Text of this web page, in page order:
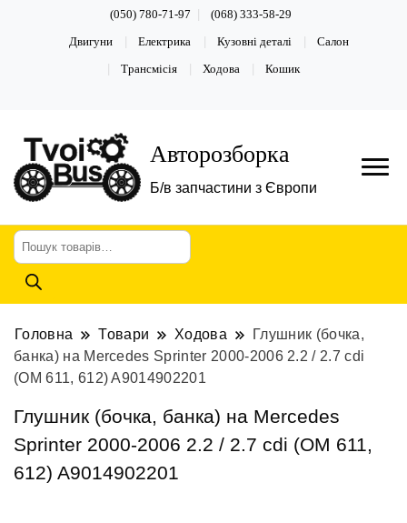
(050) 780-71-97 (068) 333-58-29
Двигуни Електрика Кузовні деталі Салон
Трансмісія Ходова Кошик
Авторозборка
Б/в запчастини з Європи
Пошук
товарів
Головна Товари Ходова
Глушник (бочка,
банка) на Mercedes Sprinter 2000-2006 2.2 / 2.7 cdi
(ОМ 611, 612) A9014902201
Глушник (бочка, банка) на Mercedes
Sprinter 2000-2006 2.2 / 2.7 cdi (ОМ 611,
612) A9014902201